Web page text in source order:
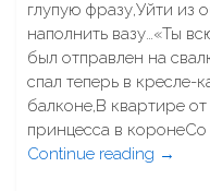
а
й
ш
е
м
с
в
глупую фразу,Уйти из
наполнить вазу…«Ты
был отправлен на
спал теперь в кресле-
балконе,В квартире
принцесса в
Continue reading "→